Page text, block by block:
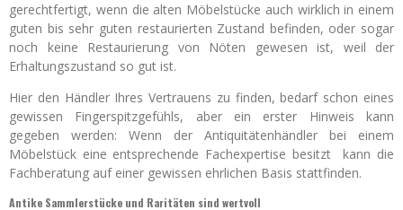
gerechtfertigt, wenn die alten Möbelstücke auch wirklich in einem
guten bis sehr guten restaurierten Zustand befinden, oder sogar
noch keine Restaurierung von Nöten gewesen ist, weil der
Erhaltungszustand so gut ist.
Hier den Händler Ihres Vertrauens zu finden, bedarf schon eines
gewissen Fingerspitzgefühls, aber ein erster Hinweis kann
gegeben werden: Wenn der Antiquitätenhändler bei einem
Möbelstück eine entsprechende Fachexpertise besitzt kann die
Fachberatung auf einer gewissen ehrlichen Basis stattfinden.
Antike Sammlerstücke und Raritäten sind wertvoll